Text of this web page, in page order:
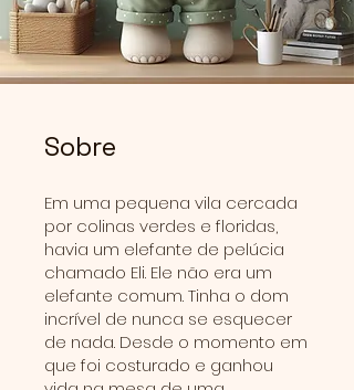
Sobre
Em uma pequena vila cercada
por colinas verdes e floridas,
havia um elefante de pelúcia
chamado Eli. Ele não era um
elefante comum. Tinha o dom
incrível de nunca se esquecer
de nada. Desde o momento em
que foi costurado e ganhou